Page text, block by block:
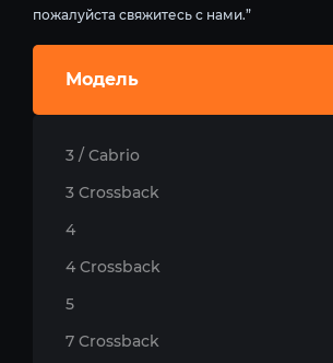
пожалуйста свяжитесь с нами.”
Модель
3 / Cabrio
3 Crossback
4
4 Crossback
5
7 Crossback